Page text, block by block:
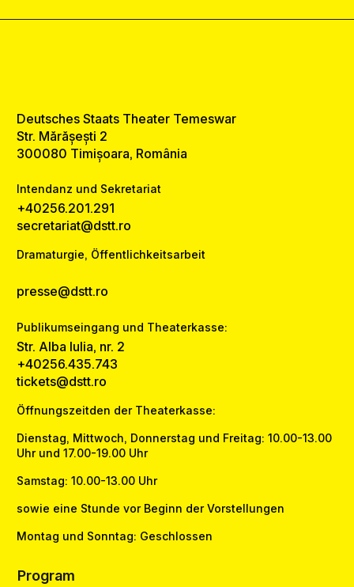
Deutsches Staats Theater Temeswar
Str. Mărășești 2
300080 Timișoara, România
Intendanz und Sekretariat
+40256.201.291
secretariat@dstt.ro
Dramaturgie, Öffentlichkeitsarbeit
presse@dstt.ro
Publikumseingang und Theaterkasse:
Str. Alba Iulia, nr. 2
+40256.435.743
tickets@dstt.ro
Öffnungszeitden der Theaterkasse:
Dienstag, Mittwoch, Donnerstag und Freitag: 10.00-13.00
Uhr und 17.00-19.00 Uhr
Samstag: 10.00-13.00 Uhr
sowie eine Stunde vor Beginn der Vorstellungen
Montag und Sonntag: Geschlossen
Program